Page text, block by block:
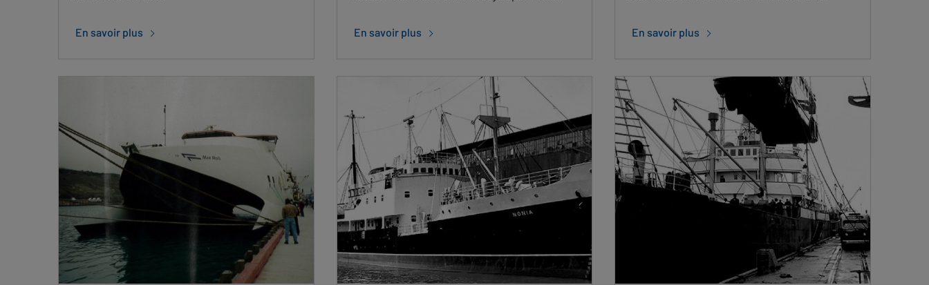
En savoir plus En savoir plus En savoir plus